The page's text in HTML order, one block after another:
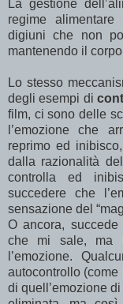
La gestione
regime
digiuni che non
mantenendo il
Lo stesso
degli esempi di
film, ci sono delle
l’emozione che
reprimo ed
dalla razionalità
controlla ed
succedere che
sensazione del
O ancora,
che mi sale, ma
l’emozione.
autocontrollo
di quell’emozione